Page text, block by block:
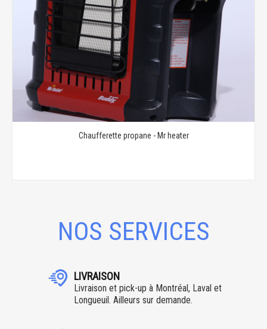
Chaufferette propane - Mr heater
NOS SERVICES
LIVRAISON
Livraison et pick-up à Montréal, Laval et
Longueuil. Ailleurs sur demande.